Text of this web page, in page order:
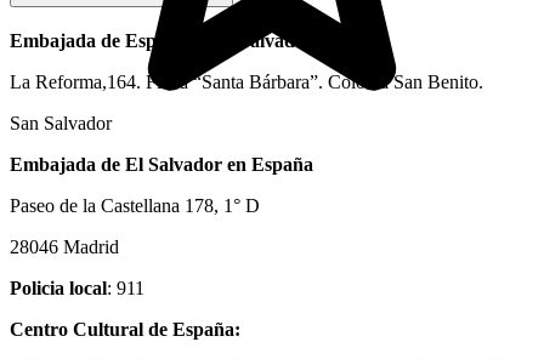
Embajada de España en El Salvador
La Reforma,164. Finca “Santa Bárbara”. Colonia San Benito.
San Salvador
Embajada de El Salvador en España
Paseo de la Castellana 178, 1° D
28046 Madrid
Policia local: 911
Centro Cultural de España: